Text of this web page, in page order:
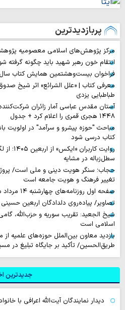
پربازدیدترین
مرکز پژوهش‌های اسلامی معصومیه
انتقام خون رهبر شهید باید چگونه گرفته
فراخوان بیست‌وهشتمین همایش کتاب
معرفی کتاب | «علل الشرائع» اثر شیخ
طباطبایی یزدی
آستان مقدس عباسی آمار زائران
۱۴۴۸ هجری قمری را اعلام کرد + جدول
مباحث "حوزه پیشرو و سرآمد" در اولویت
کتاب درسی شود
روایت‌
سطل‌زباله‌ در مشایه
حجاب؛ سنگر هویت دینی و ملی است/
تغییر فرهنگ و هویت جامعه است
صفحه اول روزنامه‌های چهارشنبه ۱۴ مرداد ماه
تصاویر/ پیاده‌روی دلدادگان اربعین
شیخ الجعید: تقریب سوریه و حزب‌الله،
اسلامی است
بازدید معاون بین‌الملل حوزه‌های علمیه از
طریق‌الحسین/ تأکید بر جایگاه تبلیغ در
جدیدترین
دیدار نمایندگان آیت‌الله اعرافی با